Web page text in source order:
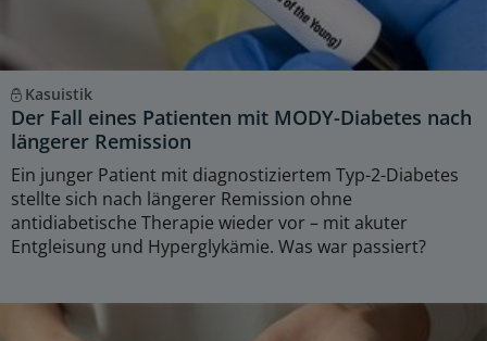
Kasuistik
Der Fall eines Patienten mit MODY-Diabetes nach
längerer Remission
Ein junger Patient mit diagnostiziertem Typ-2-Diabetes
stellte sich nach längerer Remission ohne
antidiabetische Therapie wieder vor – mit akuter
Entgleisung und Hyperglykämie. Was war passiert?